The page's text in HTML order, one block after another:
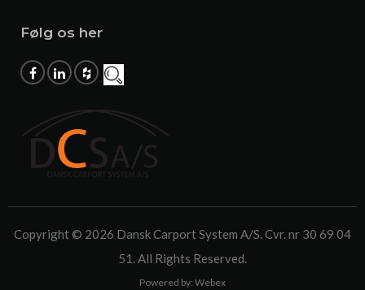
Følg os her
Copyright © 2026 Dansk Carport System A/S. Cvr. nr 30 69 04
51. All Rights Reserved.
Powered by: Webex